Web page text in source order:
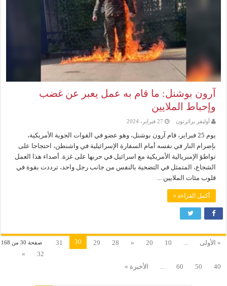
آرون بوشنل: ما قام به عمل يعبر عن غضب
وإحباط الملايين
أوليفر براثرتون 27 فبراير، 2024
يوم 25 فبراير، قام آرون بوشنل، وهو عضو في القوات الجوية الأمريكية،
بإضرام النار في نفسه أمام السفارة الإسرائيلية في واشنطن، احتجاجا على
تواطؤ الإمبريالية الأمريكية مع اسرائيل في حربها على غزة. أصداء هذا العمل
الشجاع، المتمثل في التضحية بالنفس من جانب رجل واحد، ترددت بقوة في
قلوب مئات الملايين ...
أكمل القراءة »
صفحة 30 من 168 « الأولى ...
10
20
«
28
29
30
31
32
»
40
50
60
... الأخيرة »